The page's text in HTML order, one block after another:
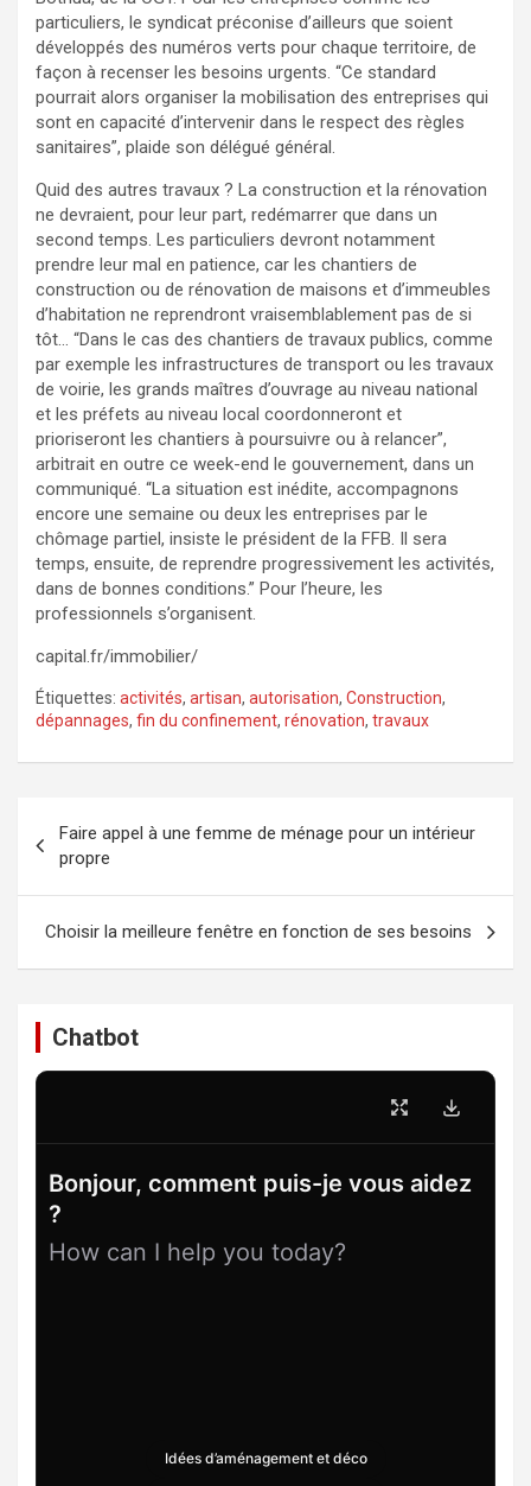
particuliers, le syndicat préconise d’ailleurs que soient
développés des numéros verts pour chaque territoire, de
façon à recenser les besoins urgents. “Ce standard
pourrait alors organiser la mobilisation des entreprises qui
sont en capacité d’intervenir dans le respect des règles
sanitaires”, plaide son délégué général.
Quid des autres travaux ? La construction et la rénovation
ne devraient, pour leur part, redémarrer que dans un
second temps. Les particuliers devront notamment
prendre leur mal en patience, car les chantiers de
construction ou de rénovation de maisons et d’immeubles
d’habitation ne reprendront vraisemblablement pas de si
tôt… “Dans le cas des chantiers de travaux publics, comme
par exemple les infrastructures de transport ou les travaux
de voirie, les grands maîtres d’ouvrage au niveau national
et les préfets au niveau local coordonneront et
prioriseront les chantiers à poursuivre ou à relancer”,
arbitrait en outre ce week-end le gouvernement, dans un
communiqué. “La situation est inédite, accompagnons
encore une semaine ou deux les entreprises par le
chômage partiel, insiste le président de la FFB. Il sera
temps, ensuite, de reprendre progressivement les activités,
dans de bonnes conditions.” Pour l’heure, les
professionnels s’organisent.
capital.fr/immobilier/
Étiquettes: activités, artisan, autorisation, Construction,
dépannages, fin du confinement, rénovation, travaux
de
l’article
Faire appel à une femme de ménage pour un intérieur
propre
Choisir la meilleure fenêtre en fonction de ses besoins
Chatbot
Bonjour, comment puis-je vous aidez
?
How can I help you today?
Idées d’aménagement et déco